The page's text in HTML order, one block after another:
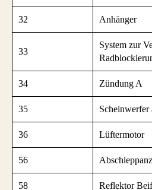
32 Anhänger
33
System zur
34 Zündung A
35 Scheinwerfer
36 Lüftermotor
56
58 Reflektor